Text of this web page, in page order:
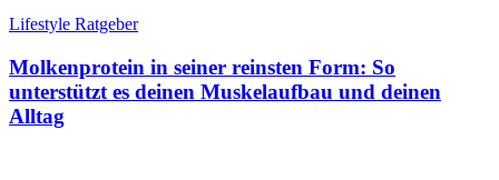
Lifestyle Ratgeber
Molkenprotein in seiner reinsten Form: So
unterstützt es deinen Muskelaufbau und deinen
Alltag